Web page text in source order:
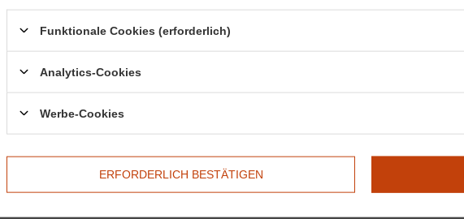
die beste Hufpflege
Brauchen Sie Hilfe? Haben Sie Fragen?
Funktionale Cookies (erforderlich)
Analytics-Cookies
Werbe-Cookies
ERFORDERLICH BESTÄTIGEN